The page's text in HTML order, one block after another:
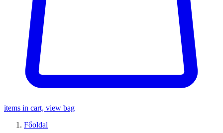
items in cart, view bag
Főoldal